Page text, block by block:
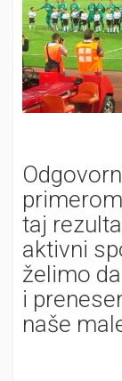
taj
aktivni
želimo
i
naše